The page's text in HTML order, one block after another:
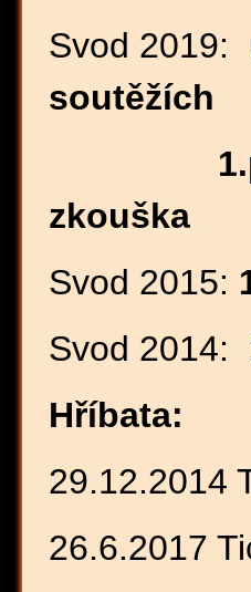
Svod 2019:
soutěžích
zkouška
Svod 2015:
Svod 2014:
Hříbata:
29.12.2014
26.6.2017